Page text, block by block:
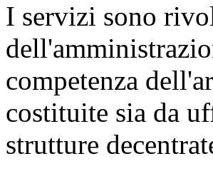
I servizi sono
competenza
costituite sia da
strutture